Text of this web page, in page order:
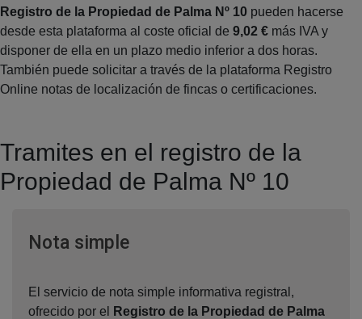
Registro de la Propiedad de Palma Nº 10 pueden hacerse
desde esta plataforma al coste oficial de 9,02 € más IVA y
disponer de ella en un plazo medio inferior a dos horas.
También puede solicitar a través de la plataforma Registro
Online notas de localización de fincas o certificaciones.
Tramites en el registro de la
Propiedad de Palma Nº 10
Nota simpleVentana nueva
El servicio de nota simple informativa registral,
ofrecido por el
Registro de la Propiedad de Palma